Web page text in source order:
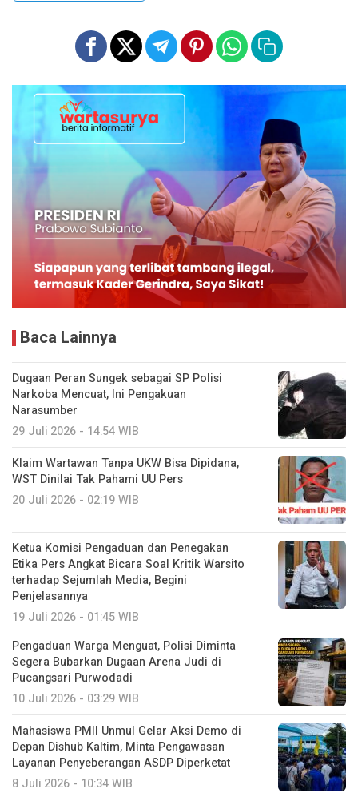
Baca Lainnya
Dugaan Peran Sungek sebagai SP Polisi
Narkoba Mencuat, Ini Pengakuan
Narasumber
29 Juli 2026 - 14:54 WIB
Klaim Wartawan Tanpa UKW Bisa Dipidana,
WST Dinilai Tak Pahami UU Pers
20 Juli 2026 - 02:19 WIB
Ketua Komisi Pengaduan dan Penegakan
Etika Pers Angkat Bicara Soal Kritik Warsito
terhadap Sejumlah Media, Begini
Penjelasannya
19 Juli 2026 - 01:45 WIB
Pengaduan Warga Menguat, Polisi Diminta
Segera Bubarkan Dugaan Arena Judi di
Pucangsari Purwodadi
10 Juli 2026 - 03:29 WIB
Mahasiswa PMII Unmul Gelar Aksi Demo di
Depan Dishub Kaltim, Minta Pengawasan
Layanan Penyeberangan ASDP Diperketat
8 Juli 2026 - 10:34 WIB